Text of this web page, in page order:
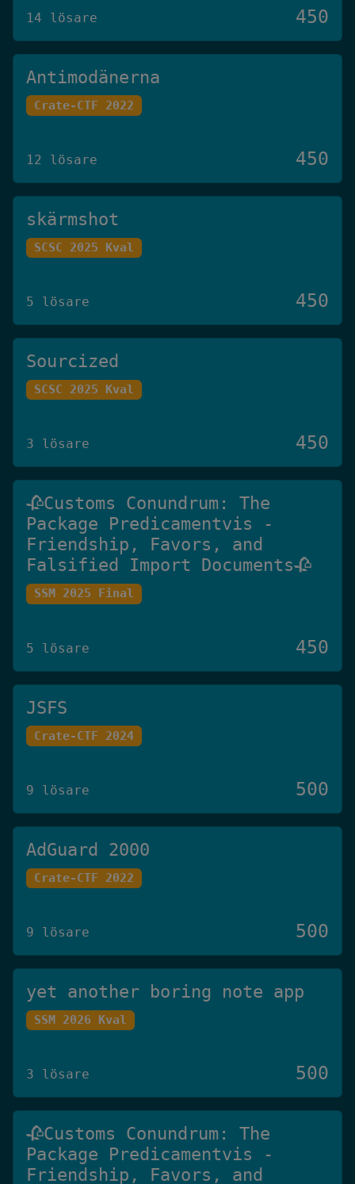
14 lösare 450
Antimodänerna
Crate-CTF 2022
12 lösare 450
skärmshot
SCSC 2025 Kval
5 lösare 450
Sourcized
SCSC 2025 Kval
3 lösare 450
🥀Customs Conundrum: The
Package Predicamentvis -
Friendship, Favors, and
Falsified Import Documents🥀
SSM 2025 Final
5 lösare 450
JSFS
Crate-CTF 2024
9 lösare 500
AdGuard 2000
Crate-CTF 2022
9 lösare 500
yet another boring note app
SSM 2026 Kval
3 lösare 500
🥀Customs Conundrum: The
Package Predicamentvis -
Friendship, Favors, and